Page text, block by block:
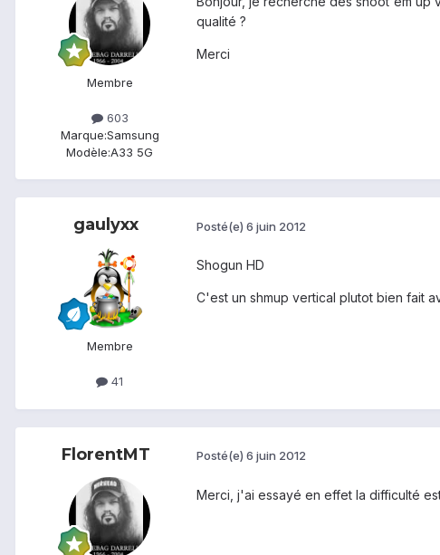
Membre
603
Marque:Samsung
Modèle:A33 5G
qualité ?
Merci
gaulyxx
Membre
41
Posté(e) 6 juin 2012
Shogun HD
C'est un shmup vertical plutot bien fait
FlorentMT Posté(e) 6 juin 2012
Merci, j'ai essayé en effet la difficulté